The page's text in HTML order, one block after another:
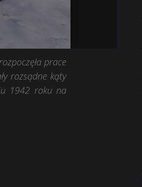
prace
rozsądne kąty
1942 roku na